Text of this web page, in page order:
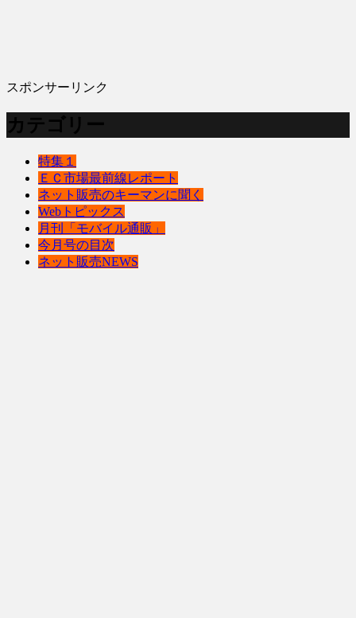
スポンサーリンク
カテゴリー
特集１
ＥＣ市場最前線レポート
ネット販売のキーマンに聞く
Webトピックス
月刊「モバイル通販」
今月号の目次
ネット販売NEWS